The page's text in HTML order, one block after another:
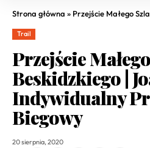
Strona główna » Przejście Małego Szlaku
Trail
Przejście
Beskidzkiego |
Indywidualny
Biegowy
20 sierpnia, 2020